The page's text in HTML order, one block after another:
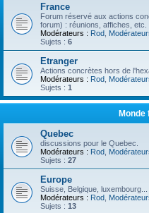
France
Forum réservé aux actions
forum) : réunions, affiches, etc.
Modérateurs : Rod
Sujets : 6
Etranger
Actions concrètes hors de
Modérateurs : Rod
Sujets : 1
Monde
Quebec
discussions pour le Quebec.
Modérateurs : Rod
Sujets : 27
Europe
Suisse, Belgique, luxembourg...
Modérateurs : Rod
Sujets : 13